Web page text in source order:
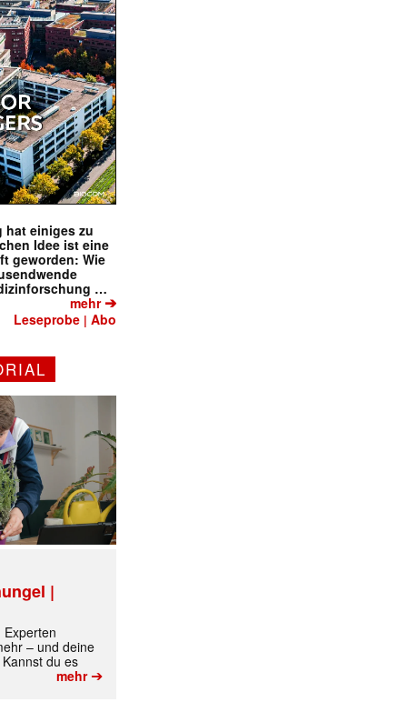
hat einiges zu
Idee ist eine
geworden: Wie
…
mehr➔
Leseprobe |Abo
|
Experten
– und deine
du es
mehr➔